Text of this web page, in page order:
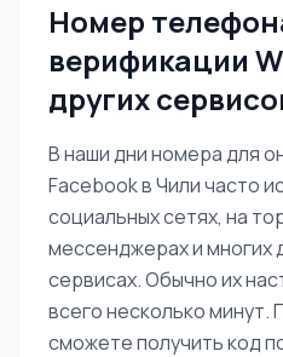
Номер
верификации
других
В наши дни номера для
Facebook в Чили часто
социальных сетях, на
мессенджерах и многих
сервисах. Обычно их
всего несколько минут.
сможете получить код